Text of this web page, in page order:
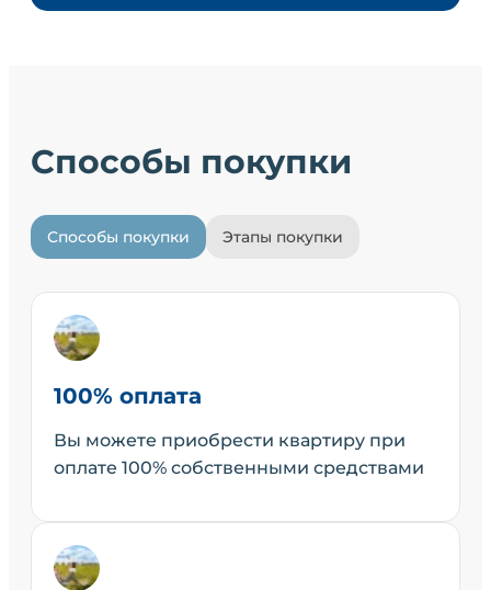
Способы покупки
Способы покупки Этапы покупки
100% оплата
Вы можете приобрести квартиру при
оплате 100% собственными средствами